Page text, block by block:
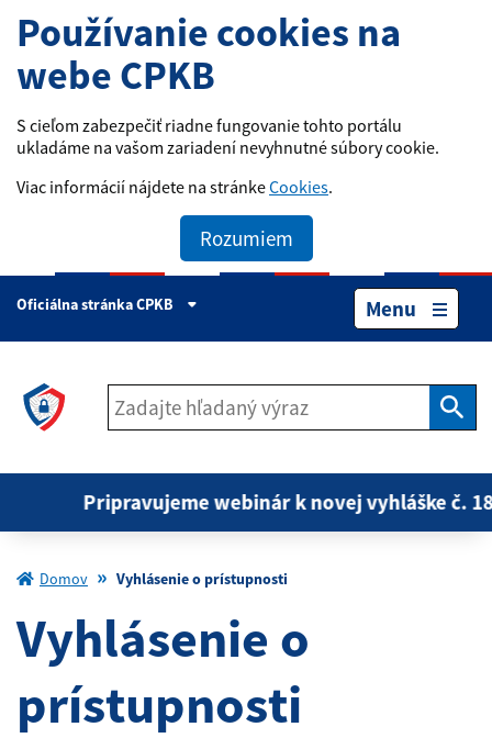
Používanie cookies na
webe CPKB
S cieľom zabezpečiť riadne fungovanie tohto portálu
ukladáme na vašom zariadení nevyhnutné súbory cookie.
Viac informácií nájdete na stránkeCookies.
Rozumiem
Oficiálna stránka CPKB Menu
Pripravujeme webinár k novej vyhláške č.
Domov Vyhlásenie o prístupnosti
Vyhlásenie o
prístupnosti